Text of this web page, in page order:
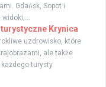
Gdańsk, Sopot i
Krynica
uzdrowisko, które
ale także
turysty.